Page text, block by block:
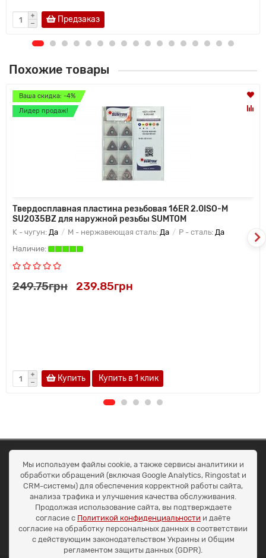
Предзаказ
Похожие товары
Ваша скидка: -4%
Лидер продаж!
Твердосплавная пластина резьбовая 16ER 2.0ISO-M
SU2035BZ для наружной резьбы SUMTOM
K - чугун: Да M - нержавеющая сталь: Да P - сталь: Да
249.75грн 239.85грн
Купить Купить в 1 клик
ОКЕАН ТРЕЙД
Договір публичної оферти
Доставка та оплата
Наші контакти
Умови повернення
+38 (099) 452-20-02
+38 (098) 492-20-02
office@ocean.biz.ua
Мы используем файлы cookie, а также сервисы аналитики и
обработки обращений (включая Google Analytics, Ringostat и
CRM-системы) для обеспечения корректной работы сайта,
анализа трафика и улучшения качества обслуживания.
Продолжая использование сайта, вы подтверждаете
согласие с Политикой конфиденциальности и даёте
согласие на обработку персональных данных в соответствии
с действующим законодательством Украины и Общим
регламентом защиты данных (GDPR).